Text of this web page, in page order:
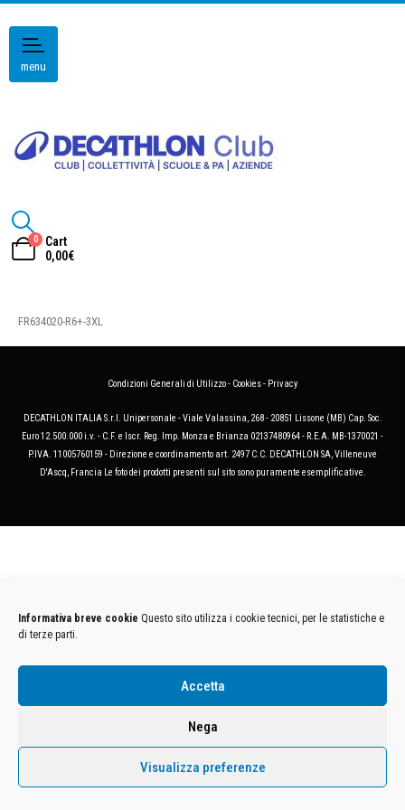
Informativa breve cookie Questo sito utilizza i cookie tecnici, per le statistiche e
di terze parti.
Accetta
Nega
Visualizza preferenze
menu
0
Cart
0,00€
FR634020-R6+-3XL
Condizioni Generali di Utilizzo- Cookies- Privacy
DECATHLON ITALIA S.r.l. Unipersonale - Viale Valassina, 268 - 20851 Lissone (MB) Cap. Soc.
Euro 12.500.000 i.v. - C.F. e Iscr. Reg. Imp. Monza e Brianza 02137480964 - R.E.A. MB-1370021 -
P.IVA. 11005760159 - Direzione e coordinamento art. 2497 C.C. DECATHLON SA, Villeneuve
D'Ascq, Francia Le foto dei prodotti presenti sul sito sono puramente esemplificative.